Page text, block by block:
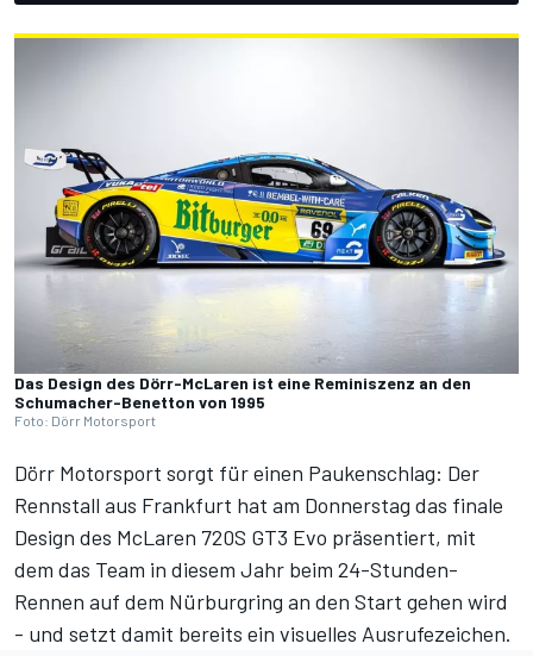
Das Design des Dörr-McLaren ist eine Reminiszenz an den
Schumacher-Benetton von 1995
Foto: Dörr Motorsport
Dörr Motorsport sorgt für einen Paukenschlag: Der
Rennstall aus Frankfurt hat am Donnerstag das finale
Design des McLaren 720S GT3 Evo präsentiert, mit
dem das Team in diesem Jahr beim 24-Stunden-
Rennen auf dem Nürburgring an den Start gehen wird
- und setzt damit bereits ein visuelles Ausrufezeichen.